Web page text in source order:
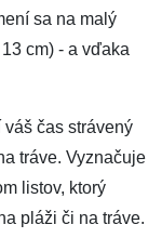
sa na malý
cm) - a vďaka
čas strávený
tráve. Vyznačuje
listov, ktorý
pláži či na tráve.